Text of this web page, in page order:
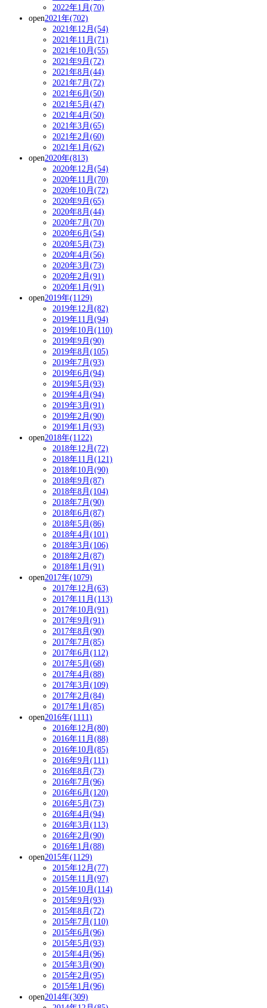
2022年1月(70)
open2021年(702)
2021年12月(54)
2021年11月(71)
2021年10月(55)
2021年9月(72)
2021年8月(44)
2021年7月(72)
2021年6月(50)
2021年5月(47)
2021年4月(50)
2021年3月(65)
2021年2月(60)
2021年1月(62)
open2020年(813)
2020年12月(54)
2020年11月(70)
2020年10月(72)
2020年9月(65)
2020年8月(44)
2020年7月(70)
2020年6月(54)
2020年5月(73)
2020年4月(56)
2020年3月(73)
2020年2月(91)
2020年1月(91)
open2019年(1129)
2019年12月(82)
2019年11月(94)
2019年10月(110)
2019年9月(90)
2019年8月(105)
2019年7月(93)
2019年6月(94)
2019年5月(93)
2019年4月(94)
2019年3月(91)
2019年2月(90)
2019年1月(93)
open2018年(1122)
2018年12月(72)
2018年11月(121)
2018年10月(90)
2018年9月(87)
2018年8月(104)
2018年7月(90)
2018年6月(87)
2018年5月(86)
2018年4月(101)
2018年3月(106)
2018年2月(87)
2018年1月(91)
open2017年(1079)
2017年12月(63)
2017年11月(113)
2017年10月(91)
2017年9月(91)
2017年8月(90)
2017年7月(85)
2017年6月(112)
2017年5月(68)
2017年4月(88)
2017年3月(109)
2017年2月(84)
2017年1月(85)
open2016年(1111)
2016年12月(80)
2016年11月(88)
2016年10月(85)
2016年9月(111)
2016年8月(73)
2016年7月(96)
2016年6月(120)
2016年5月(73)
2016年4月(94)
2016年3月(113)
2016年2月(90)
2016年1月(88)
open2015年(1129)
2015年12月(77)
2015年11月(97)
2015年10月(114)
2015年9月(93)
2015年8月(72)
2015年7月(110)
2015年6月(96)
2015年5月(93)
2015年4月(96)
2015年3月(90)
2015年2月(95)
2015年1月(96)
open2014年(309)